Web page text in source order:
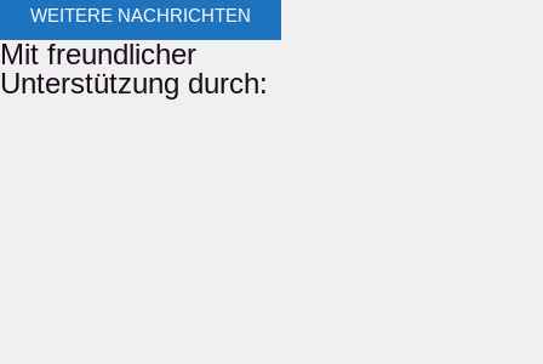
WEITERE NACHRICHTEN
Mit freundlicher
Unterstützung durch: